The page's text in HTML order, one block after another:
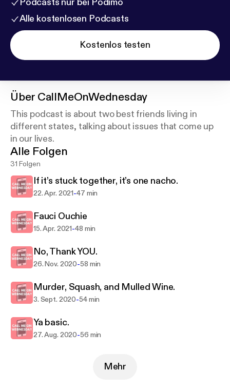
Alle kostenlosen Podcasts
Kostenlos testen
Über CallMeOnWednesday
This podcast is about two best friends living in
different states, talking about issues that come up
in our lives.
Alle Folgen
31 Folgen
If it’s stuck together, it’s one nacho.
22. Apr. 2021-47 min
Fauci Ouchie
15. Apr. 2021-48 min
No, Thank YOU.
26. Nov. 2020-58 min
Murder, Squash, and Mulled Wine.
3. Sept. 2020-54 min
Ya basic.
27. Aug. 2020-56 min
Mehr